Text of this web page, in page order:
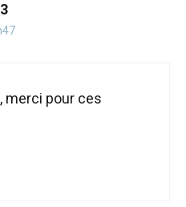
merci pour ces